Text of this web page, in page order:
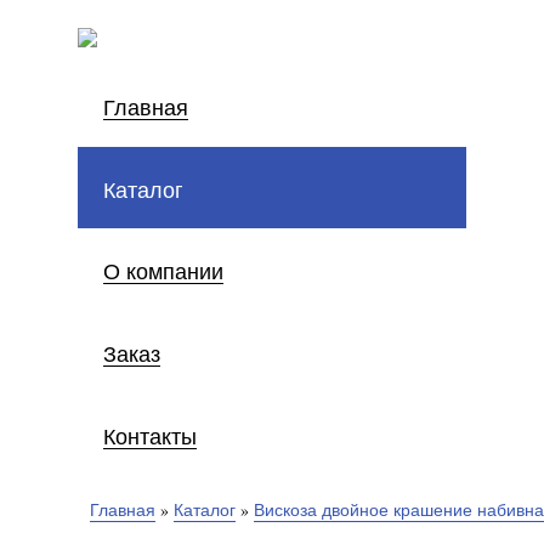
Главная
Каталог
О компании
Заказ
Контакты
Главная » Каталог » Вискоза двойное крашение